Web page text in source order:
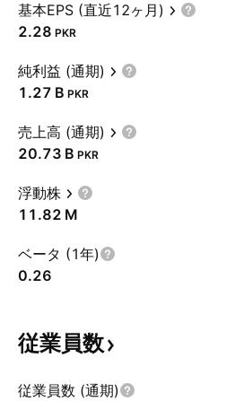
基本EPS (直近12ヶ月)
2.28 PKR
純利益 (通期)
‪1.27 B‬ PKR
売上高 (通期)
‪20.73 B‬ PKR
浮動株
‪11.82 M‬
ベータ (1年)
0.26
従業員数
従業員数 (通期)